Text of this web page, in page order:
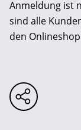
Anmeldung ist
sind alle
den